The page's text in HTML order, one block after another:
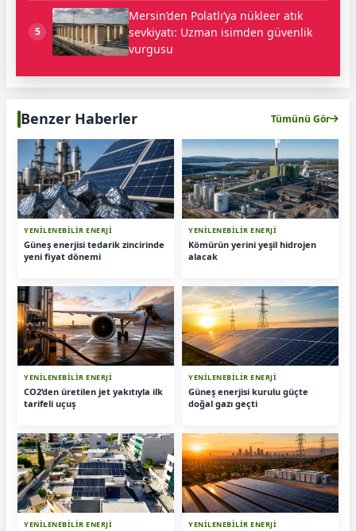
5
Mersin’den Polatlı’ya nükleer atık
sevkiyatı: Uzman isimden güvenlik
vurgusu
Benzer Haberler Tümünü Gör
YENİLENEBİLİR ENERJİ
Güneş enerjisi tedarik zincirinde
yeni fiyat dönemi
YENİLENEBİLİR ENERJİ
Kömürün yerini yeşil hidrojen
alacak
YENİLENEBİLİR ENERJİ
CO2’den üretilen jet yakıtıyla ilk
tarifeli uçuş
YENİLENEBİLİR ENERJİ
Güneş enerjisi kurulu güçte
doğal gazı geçti
YENİLENEBİLİR ENERJİ YENİLENEBİLİR ENERJİ